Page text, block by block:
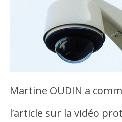
Martine OUDIN a
l’article sur la vidéo